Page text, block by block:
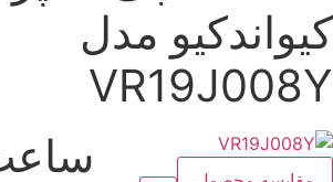
کیواندکیو مدل
VR19J008Y